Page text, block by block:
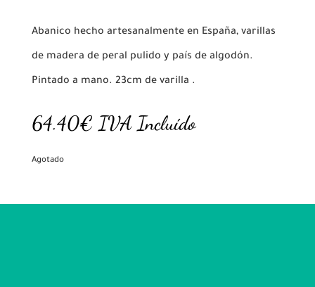
Abanico hecho artesanalmente en España, varillas
de madera de peral pulido y país de algodón.
Pintado a mano. 23cm de varilla .
64.40€ IVA Incluído
Agotado